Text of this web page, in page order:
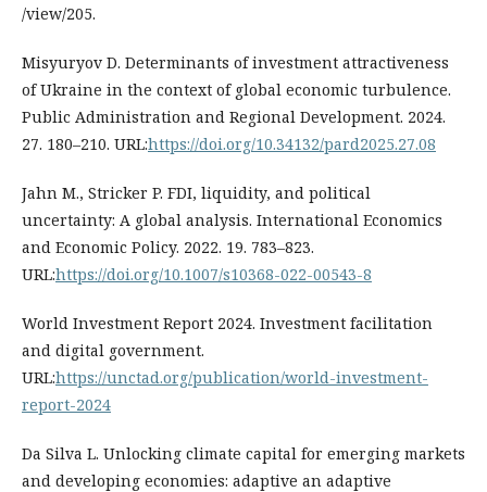
/view/205.
Misyuryov D. Determinants of investment attractiveness
of Ukraine in the context of global economic turbulence.
Public Administration and Regional Development. 2024.
27. 180–210. URL:https://doi.org/10.34132/pard2025.27.08
Jahn M., Stricker P. FDI, liquidity, and political
uncertainty: A global analysis. International Economics
and Economic Policy. 2022. 19. 783–823.
URL:https://doi.org/10.1007/s10368-022-00543-8
World Investment Report 2024. Investment facilitation
and digital government.
URL:https://unctad.org/publication/world-investment-
report-2024
Da Silva L. Unlocking climate capital for emerging markets
and developing economies: adaptive an adaptive